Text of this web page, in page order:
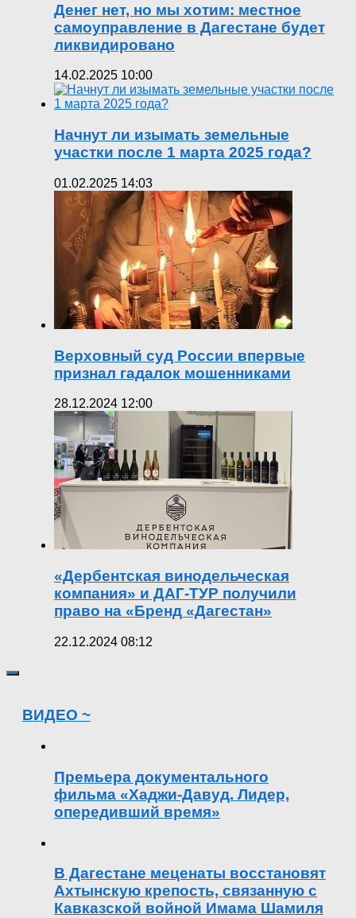
Денег нет, но мы хотим: местное
самоуправление в Дагестане будет
ликвидировано
14.02.2025 10:00
Начнут ли изымать земельные
участки после 1 марта 2025 года?
01.02.2025 14:03
Верховный суд России впервые
признал гадалок мошенниками
28.12.2024 12:00
«Дербентская винодельческая
компания» и ДАГ-ТУР получили
право на «Бренд «Дагестан»
22.12.2024 08:12
ВИДЕО ~
Премьера документального
фильма «Хаджи-Давуд. Лидер,
опередивший время»
В Дагестане меценаты восстановят
Ахтынскую крепость, связанную с
Кавказской войной Имама Шамиля